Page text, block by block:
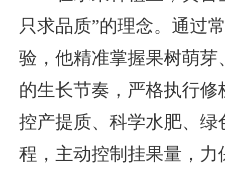
只求品质”的理念。通过
验，他精准掌握果树萌
的生长节奏，严格执行
控产提质、科学水肥、
程，主动控制挂果量，力